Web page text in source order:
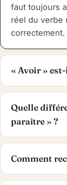
faut toujours
réel du verbe
correctement.
« Avoir »
Quelle
paraître » ?
Comment